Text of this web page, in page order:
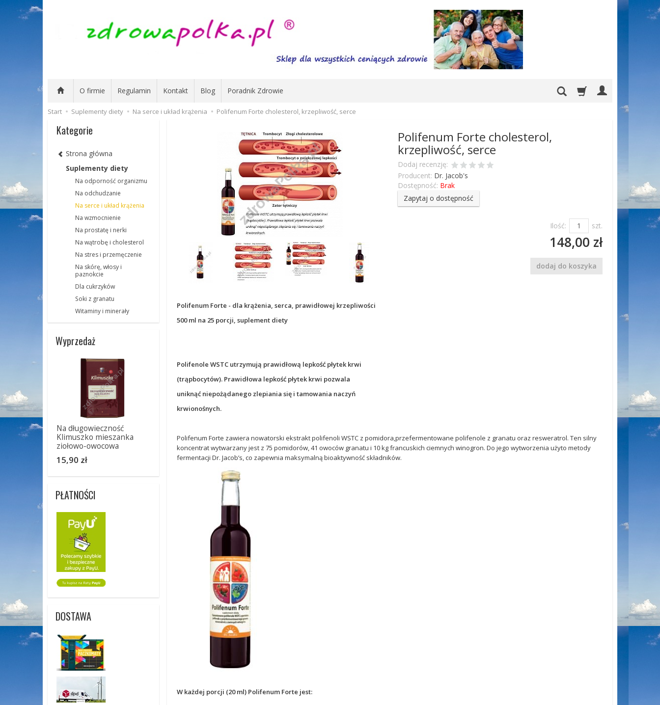
O firmie Regulamin Kontakt Blog Poradnik Zdrowie
Start Suplementy diety Na serce i układ krążenia Polifenum Forte cholesterol, krzepliwość, serce
Polifenum Forte cholesterol,
krzepliwość, serce
Dodaj recenzję:
Producent: Dr. Jacob's
Dostępność: Brak
Zapytaj o dostępność
Ilość: szt.
148,00 zł
dodaj do koszyka
Polifenum Forte - dla krążenia, serca, prawidłowej krzepliwości
500 ml na 25 porcji, suplement diety
Polifenole WSTC utrzymują prawidłową lepkość płytek krwi
(trąpbocytów). Prawidłowa lepkość płytek krwi pozwala
uniknąć niepożądanego zlepiania się i tamowania naczyń
krwionośnych.
Polifenum Forte zawiera nowatorski ekstrakt polifenoli WSTC z pomidora,przefermentowane polifenole z granatu oraz resweratrol. Ten silny
koncentrat wytwarzany jest z 75 pomidorów, 41 owoców granatu i 10 kg francuskich ciemnych winogron. Do jego wytworzenia użyto metody
fermentacji Dr. Jacob’s, co zapewnia maksymalną bioaktywność składników.
W każdej porcji (20 ml) Polifenum Forte jest:
Kategorie
Strona główna
Suplementy diety
Na odporność organizmu
Na odchudzanie
Na serce i układ krążenia
Na wzmocnienie
Na prostatę i nerki
Na wątrobę i cholesterol
Na stres i przemęczenie
Na skórę, włosy i
paznokcie
Dla cukrzyków
Soki z granatu
Witaminy i minerały
Wyprzedaż
Na długowieczność
Klimuszko mieszanka
ziołowo-owocowa
15,90 zł
PŁATNOŚCI
DOSTAWA